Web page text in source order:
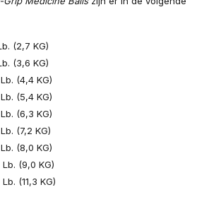
(2,7 KG)
(3,6 KG)
(4,4 KG)
(5,4 KG)
(6,3 KG)
(7,2 KG)
(8,0 KG)
(9,0 KG)
(11,3 KG)